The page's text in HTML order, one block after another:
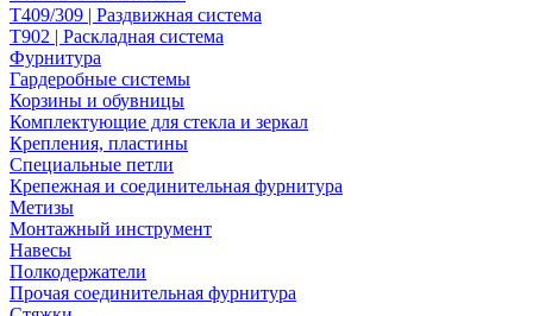
Т409/309 | Раздвижная система
Т902 | Раскладная система
Фурнитура
Гардеробные системы
Корзины и обувницы
Комплектующие для стекла и зеркал
Крепления, пластины
Специальные петли
Крепежная и соединительная фурнитура
Метизы
Монтажный инструмент
Навесы
Полкодержатели
Прочая соединительная фурнитура